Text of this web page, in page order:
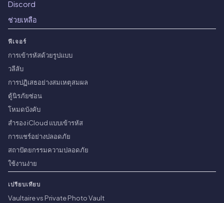
Discord
ช่วยเหลือ
ฟีเจอร์
การเข้ารหัสด้วยรูปแบบ
วลีลับ
การปฏิเสธอย่างสมเหตุสมผล
ตู้นิรภัยซ่อน
โหมดบังคับ
สำรอง iCloud แบบเข้ารหัส
การแชร์อย่างปลอดภัย
สถาปัตยกรรมความปลอดภัย
ใช้งานง่าย
เปรียบเทียบ
Vaultaire vs Private Photo Vault